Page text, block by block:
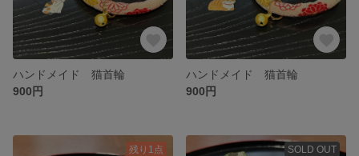
ハンドメイド 猫首輪
900円
ハンドメイド 猫首輪
900円
残り1点 SOLD OUT